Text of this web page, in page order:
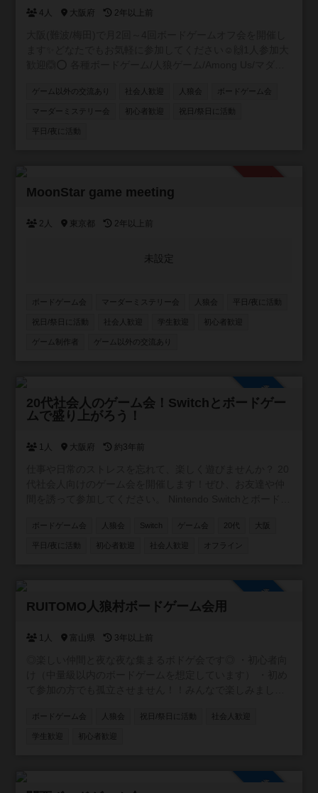
4人 大阪府 2年以上前
11/11(土)
ゲーム以外の交流あり 社会人歓迎 人狼会 ボードゲーム会
マーダーミステリー会 初心者歓迎 祝日/祭日に活動
平日/夜に活動
MoonStar game meeting
2人 東京都 2年以上前
未設定
ボードゲーム会 マーダーミステリー会 人狼会 平日/夜に活動
祝日/祭日に活動 社会人歓迎 学生歓迎 初心者歓迎
ゲーム制作者 ゲーム以外の交流あり
参加自由
20代社会人のゲーム会！Switchとボードゲー
ムで盛り上がろう！
1人 大阪府 約3年前
軽食もご用意していますので、お気軽にお越しください。
参加人数に限りがありますので、早めのお申し込みをお願
ボードゲーム会 人狼会 Switch ゲーム会 20代 大阪
平日/夜に活動 初心者歓迎 社会人歓迎 オフライン
RUITOMO人狼村ボードゲーム会用
1人 富山県 3年以上前
マルチ商法や宗教ネットワークビジネスの勧誘を目的とし
ボードゲーム会 人狼会 祝日/祭日に活動 社会人歓迎
学生歓迎 初心者歓迎